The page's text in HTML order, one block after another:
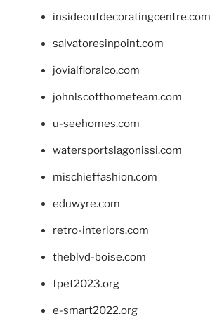
insideoutdecoratingcentre.com
salvatoresinpoint.com
jovialfloralco.com
johnlscotthometeam.com
u-seehomes.com
watersportslagonissi.com
mischieffashion.com
eduwyre.com
retro-interiors.com
theblvd-boise.com
fpet2023.org
e-smart2022.org